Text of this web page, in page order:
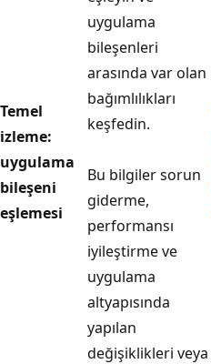
Temel
izleme:
uygulama
bileşeni
eşlemesi
uygulama
bileşenleri
arasında var olan
bağımlılıkları
keşfedin.
Bu bilgiler sorun
giderme,
performansı
iyileştirme ve
uygulama
altyapısında
yapılan
değişiklikleri veya